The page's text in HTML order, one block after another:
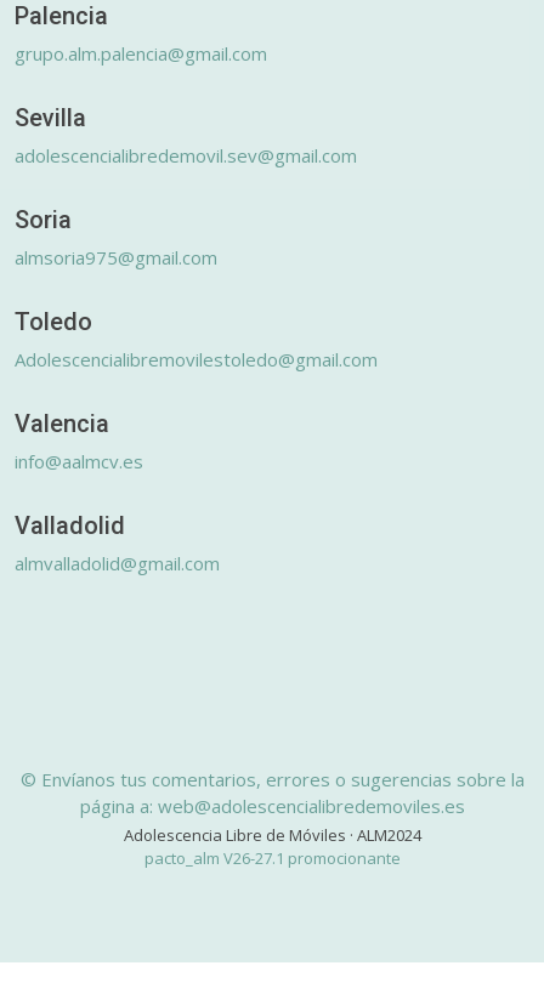
Palencia
grupo.alm.palencia@gmail.com
Sevilla
adolescencialibredemovil.sev@gmail.com
Soria
almsoria975@gmail.com
Toledo
Adolescencialibremovilestoledo@gmail.com
Valencia
info@aalmcv.es
Valladolid
almvalladolid@gmail.com
© Envíanos tus comentarios, errores o sugerencias sobre la
página a: web@adolescencialibredemoviles.es
Adolescencia Libre de Móviles · ALM2024
pacto_alm V26-27.1 promocionante